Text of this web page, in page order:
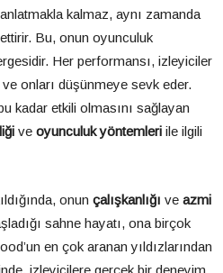
kalmaz, aynı zamanda
Bu, onun oyunculuk
Her performansı, izleyiciler
ve onları düşünmeye sevk eder.
kadar etkili olmasını sağlayan
ve oyunculuk yöntemleri ile ilgili
onun çalışkanlığı ve azmi
sahne hayatı, ona birçok
en çok aranan yıldızlarından